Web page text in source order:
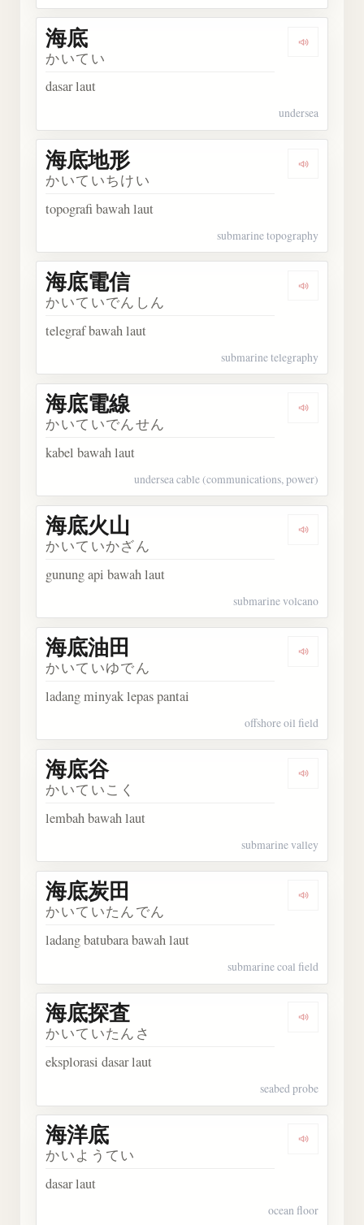
Dengarkan
海底
かいてい
dasar laut
undersea
海底地形
かいていちけい
topografi bawah laut
submarine topography
海底電信
かいていでんしん
telegraf bawah laut
submarine telegraphy
海底電線
かいていでんせん
kabel bawah laut
undersea cable (communications, power)
海底火山
かいていかざん
gunung api bawah laut
submarine volcano
海底油田
かいていゆでん
ladang minyak lepas pantai
offshore oil field
海底谷
かいていこく
lembah bawah laut
submarine valley
海底炭田
かいていたんでん
ladang batubara bawah laut
submarine coal field
海底探査
かいていたんさ
eksplorasi dasar laut
seabed probe
海洋底
かいようてい
dasar laut
ocean floor